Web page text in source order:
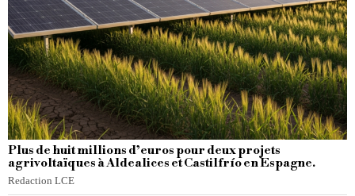
Plus de huit millions d’euros pour deux projets
agrivoltaïques à Aldealices et Castilfrío en Espagne.
Redaction LCE